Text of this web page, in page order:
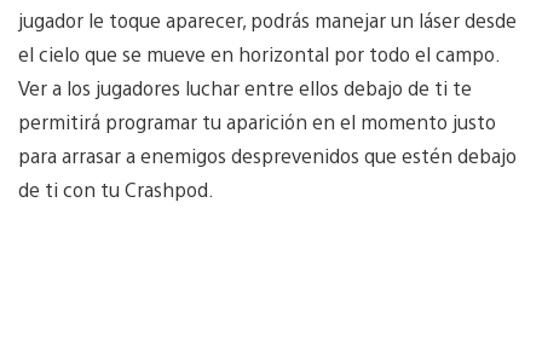
jugador le toque aparecer, podrás manejar un láser desde
el cielo que se mueve en horizontal por todo el campo.
Ver a los jugadores luchar entre ellos debajo de ti te
permitirá programar tu aparición en el momento justo
para arrasar a enemigos desprevenidos que estén debajo
de ti con tu Crashpod.